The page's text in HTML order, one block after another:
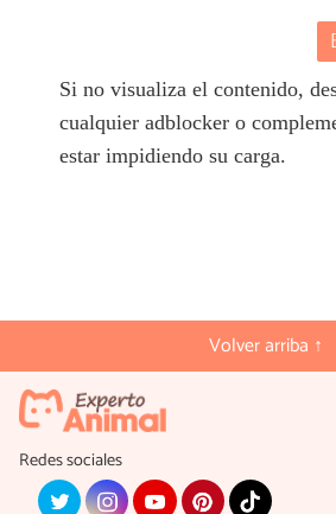
Si no visualiza el contenido,
cualquier adblocker o
estar impidiendo su carga.
Volver arriba ↑
Redes sociales